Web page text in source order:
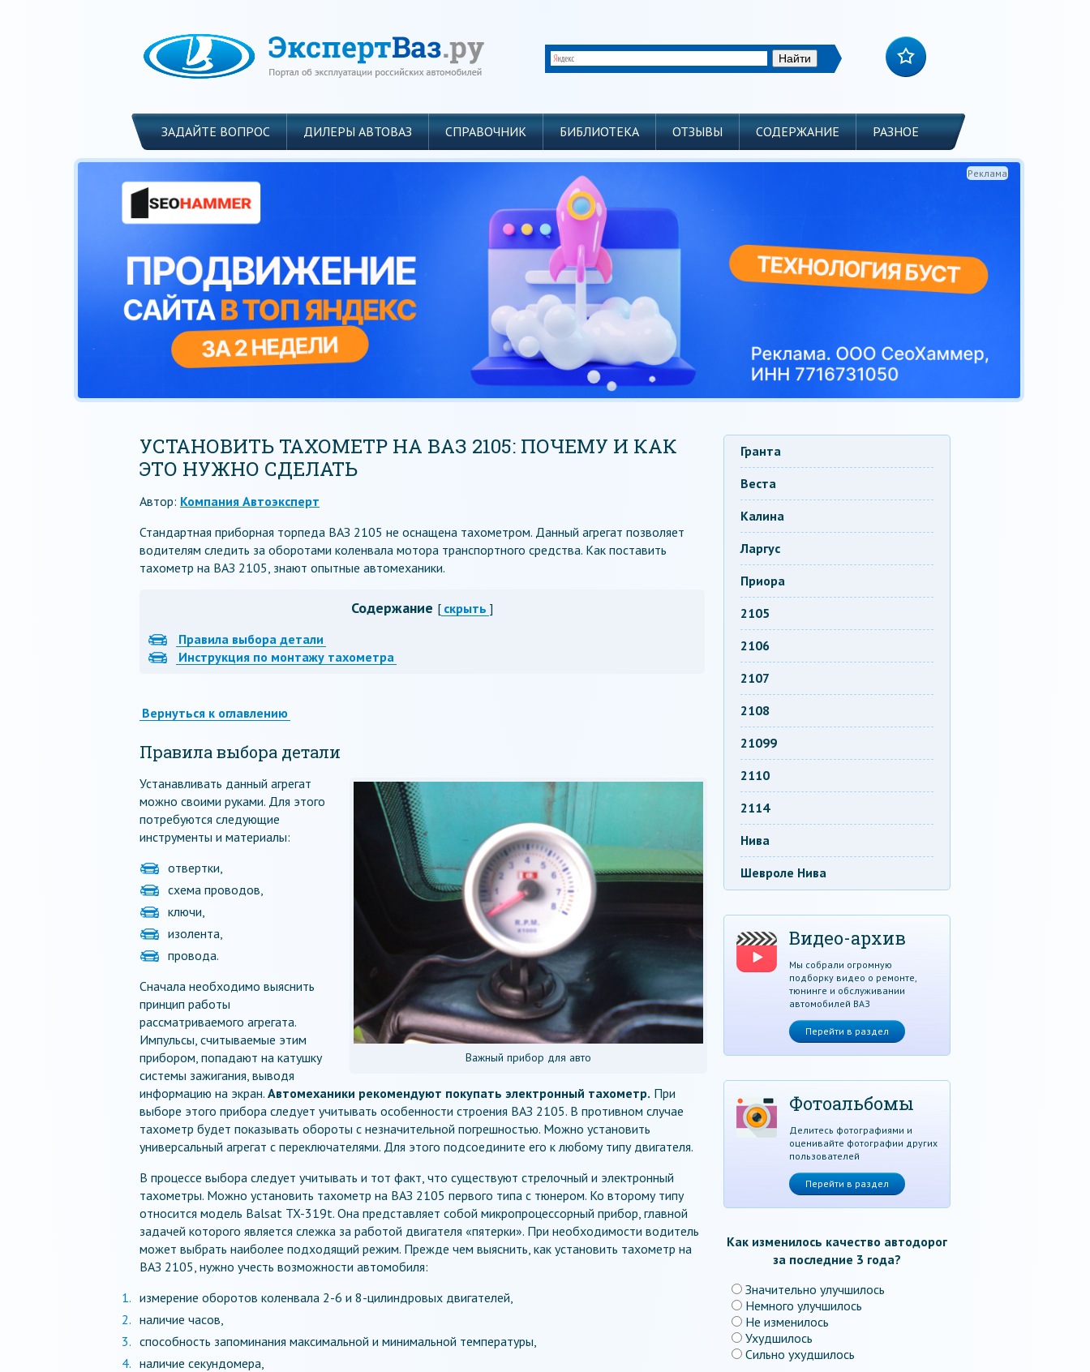
ЗАДАЙТЕ ВОПРОС ДИЛЕРЫ АВТОВАЗ СПРАВОЧНИК БИБЛИОТЕКА ОТЗЫВЫ СОДЕРЖАНИЕ РАЗНОЕ
Реклама
УСТАНОВИТЬ ТАХОМЕТР НА ВАЗ 2105: ПОЧЕМУ И КАК
ЭТО НУЖНО СДЕЛАТЬ
Автор: Компания Автоэксперт
Стандартная приборная торпеда ВАЗ 2105 не оснащена тахометром. Данный агрегат позволяет
водителям следить за оборотами коленвала мотора транспортного средства. Как поставить
тахометр на ВАЗ 2105, знают опытные автомеханики.
Содержание [ скрыть ]
Правила выбора детали
Инструкция по монтажу тахометра
Вернуться к оглавлению
Правила выбора детали
Важный прибор для авто
Устанавливать данный агрегат
можно своими руками. Для этого
потребуются следующие
инструменты и материалы:
отвертки,
схема проводов,
ключи,
изолента,
провода.
Сначала необходимо выяснить
принцип работы
рассматриваемого агрегата.
Импульсы, считываемые этим
прибором, попадают на катушку
системы зажигания, выводя
информацию на экран. Автомеханики рекомендуют покупать электронный тахометр. При
выборе этого прибора следует учитывать особенности строения ВАЗ 2105. В противном случае
тахометр будет показывать обороты с незначительной погрешностью. Можно установить
универсальный агрегат с переключателями. Для этого подсоедините его к любому типу двигателя.
В процессе выбора следует учитывать и тот факт, что существуют стрелочный и электронный
тахометры. Можно установить тахометр на ВАЗ 2105 первого типа с тюнером. Ко второму типу
относится модель Balsat TX-319t. Она представляет собой микропроцессорный прибор, главной
задачей которого является слежка за работой двигателя «пятерки». При необходимости водитель
может выбрать наиболее подходящий режим. Прежде чем выяснить, как установить тахометр на
ВАЗ 2105, нужно учесть возможности автомобиля:
измерение оборотов коленвала 2-6 и 8-цилиндровых двигателей,
наличие часов,
способность запоминания максимальной и минимальной температуры,
наличие секундомера,
Гранта
Веста
Калина
Ларгус
Приора
2105
2106
2107
2108
21099
2110
2114
Нива
Шевроле Нива
Видео-архив
Мы собрали огромную
подборку видео о ремонте,
тюнинге и обслуживании
автомобилей ВАЗ
Перейти в раздел
Фотоальбомы
Делитесь фотографиями и
оценивайте фотографии других
пользователей
Перейти в раздел
Как изменилось качество автодорог
за последние 3 года?
Значительно улучшилось
Немного улучшилось
Не изменилось
Ухудшилось
Сильно ухудшилось